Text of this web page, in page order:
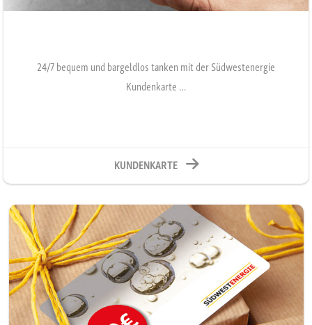
24/7 bequem und bargeldlos tanken mit der Südwestenergie
Kundenkarte …
KUNDENKARTE